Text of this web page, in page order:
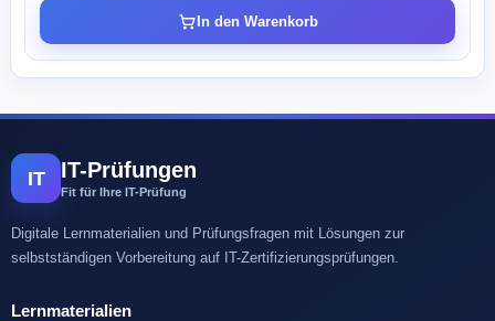
In den Warenkorb
IT IT-Prüfungen
Fit für Ihre IT-Prüfung
Digitale Lernmaterialien und Prüfungsfragen mit Lösungen zur
selbstständigen Vorbereitung auf IT-Zertifizierungsprüfungen.
Lernmaterialien